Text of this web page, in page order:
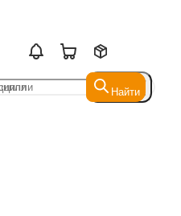
Найти
Найти